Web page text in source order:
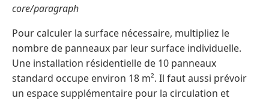
core/paragraph
Pour calculer la surface nécessaire, multipliez le
nombre de panneaux par leur surface individuelle.
Une installation résidentielle de 10 panneaux
standard occupe environ 18 m². Il faut aussi prévoir
un espace supplémentaire pour la circulation et